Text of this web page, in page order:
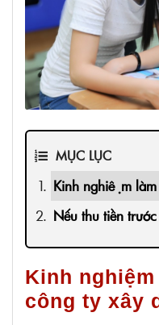
MỤC LỤC
Kinh nghiệm
Nếu thu tiền
Kinh
công ty xây